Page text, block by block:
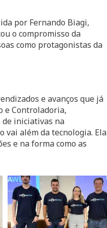
por Fernando Biagi,
o compromisso da
como protagonistas da
e avanços que já
e Controladoria,
de iniciativas na
vai além da tecnologia. Ela
e na forma como as